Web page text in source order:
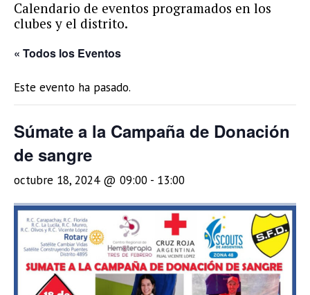
Calendario de eventos programados en los
clubes y el distrito.
« Todos los Eventos
Este evento ha pasado.
Súmate a la Campaña de Donación
de sangre
octubre 18, 2024 @ 09:00 - 13:00